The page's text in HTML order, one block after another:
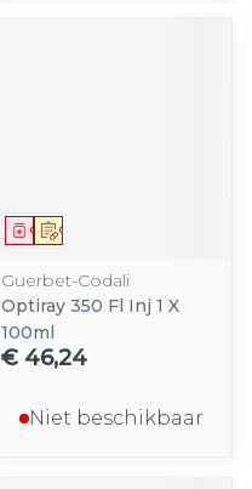
Op voorschrift
Geneesmiddel
Guerbet-Codali
Optiray 350 Fl Inj 1 X
100ml
€ 46,24
Niet beschikbaar